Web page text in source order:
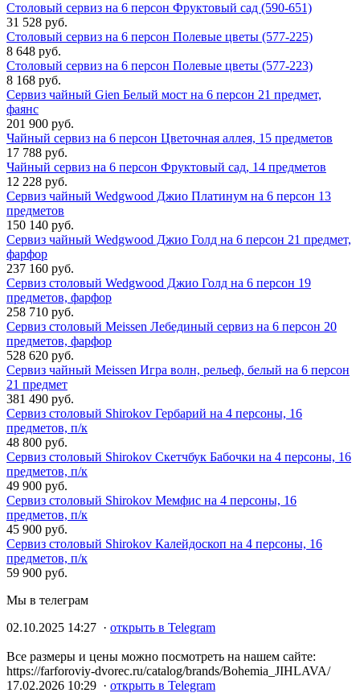
Столовый сервиз на 6 персон Фруктовый сад (590-651)
31 528 руб.
Столовый сервиз на 6 персон Полевые цветы (577-225)
8 648 руб.
Столовый сервиз на 6 персон Полевые цветы (577-223)
8 168 руб.
Сервиз чайный Gien Белый мост на 6 персон 21 предмет,
фаянс
201 900 руб.
Чайный сервиз на 6 персон Цветочная аллея, 15 предметов
17 788 руб.
Чайный сервиз на 6 персон Фруктовый сад, 14 предметов
12 228 руб.
Сервиз чайный Wedgwood Джио Платинум на 6 персон 13
предметов
150 140 руб.
Сервиз чайный Wedgwood Джио Голд на 6 персон 21 предмет,
фарфор
237 160 руб.
Сервиз столовый Wedgwood Джио Голд на 6 персон 19
предметов, фарфор
258 710 руб.
Сервиз столовый Meissen Лебединый сервиз на 6 персон 20
предметов, фарфор
528 620 руб.
Сервиз чайный Meissen Игра волн, рельеф, белый на 6 персон
21 предмет
381 490 руб.
Сервиз столовый Shirokov Гербарий на 4 персоны, 16
предметов, п/к
48 800 руб.
Сервиз столовый Shirokov Скетчбук Бабочки на 4 персоны, 16
предметов, п/к
49 900 руб.
Сервиз столовый Shirokov Мемфис на 4 персоны, 16
предметов, п/к
45 900 руб.
Сервиз столовый Shirokov Калейдоскоп на 4 персоны, 16
предметов, п/к
59 900 руб.
Мы в телеграм
02.10.2025 14:27 · открыть в Telegram
Все размеры и цены можно посмотреть на нашем сайте:
https://farforoviy-dvorec.ru/catalog/brands/Bohemia_JIHLAVA/
17.02.2026 10:29 · открыть в Telegram